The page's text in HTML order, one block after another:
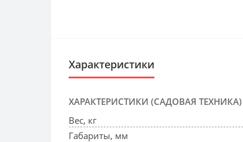
Характеристики
ХАРАКТЕРИСТИКИ (САДОВАЯ ТЕХНИКА)
Вес, кг
Габариты, мм